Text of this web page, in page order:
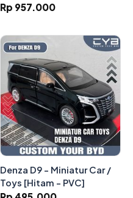
Rp 957.000
Denza D9 - Miniatur Car /
Toys [Hitam - PVC]